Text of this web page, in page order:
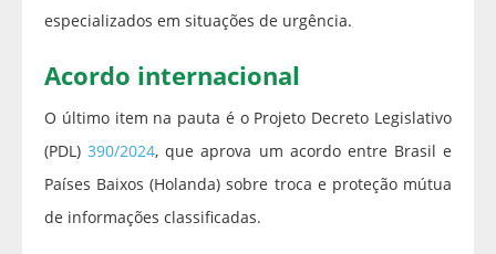
especializados em situações de urgência.
Acordo internacional
O último item na pauta é o Projeto Decreto Legislativo
(PDL)390/2024, que aprova um acordo entre Brasil e
Países Baixos (Holanda) sobre troca e proteção mútua
de informações classificadas.